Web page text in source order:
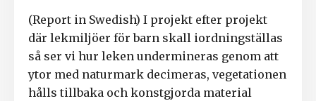
(Report in Swedish) I projekt efter projekt
där lekmiljöer för barn skall iordningställas
så ser vi hur leken undermineras genom att
ytor med naturmark decimeras, vegetationen
hålls tillbaka och konstgjorda material